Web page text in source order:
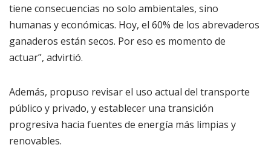
tiene consecuencias no solo ambientales, sino
humanas y económicas. Hoy, el 60% de los abrevaderos
ganaderos están secos. Por eso es momento de
actuar”, advirtió.
Además, propuso revisar el uso actual del transporte
público y privado, y establecer una transición
progresiva hacia fuentes de energía más limpias y
renovables.